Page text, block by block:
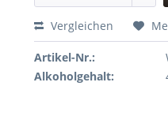
Vergleichen
Artikel-Nr.:
Alkoholgehalt: